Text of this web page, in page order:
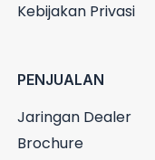
Kebijakan Privasi
PENJUALAN
Jaringan Dealer
Brochure